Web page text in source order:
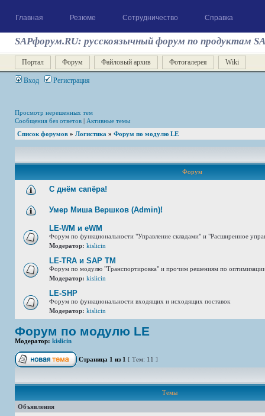
Главная Резюме Сотрудничество Справка
SAPфорум.RU: русскоязычный форум по продуктам
Портал Форум Файловый архив Фотогалерея Wiki
Вход Регистрация
Просмотр нерешенных тем
Сообщения без ответов | Активные темы
Список форумов » Логистика » Форум по модулю LE
Форум
С днём сапёра!
Умер Миша Вершков (Admin)!
LE-WM и eWM
Форум по функциональности "Управление складами" и "Расширенное
Модератор: kislicin
LE-TRA и SAP TM
Форум по модулю "Транспортировка" и прочим решениям по
Модератор: kislicin
LE-SHP
Форум по функциональности входящих и исходящих поставок
Модератор: kislicin
Форум по модулю LE
Модератор: kislicin
Страница 1 из 1 [ Тем: 11 ]
Темы
Объявления